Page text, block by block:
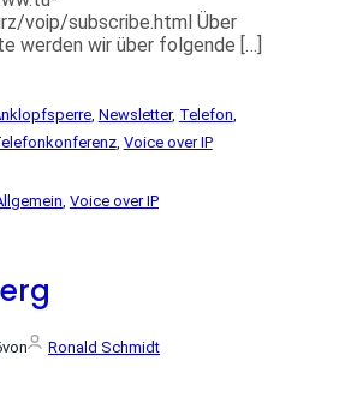
voip/subscribe.html Über
werden wir über folgende […]
, Newsletter, Telefon
, Voice over IP
Voice over IP
von Ronald Schmidt